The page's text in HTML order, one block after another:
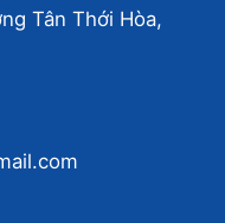
Tân Thới Hòa,